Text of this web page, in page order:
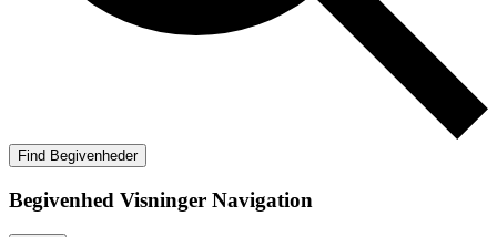
Find Begivenheder
Begivenhed Visninger Navigation